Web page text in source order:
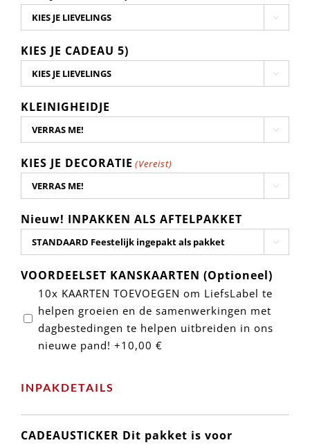

KIES JE CADEAU 5)

KLEINIGHEIDJE

KIES JE DECORATIE (Vereist)

Nieuw! INPAKKEN ALS AFTELPAKKET

VOORDEELSET KANSKAARTEN (Optioneel)
10x KAARTEN TOEVOEGEN om LiefsLabel te
helpen groeien en de samenwerkingen met
dagbestedingen te helpen uitbreiden in ons
nieuwe pand! +10,00 €
INPAKDETAILS
CADEAUSTICKER Dit pakket is voor